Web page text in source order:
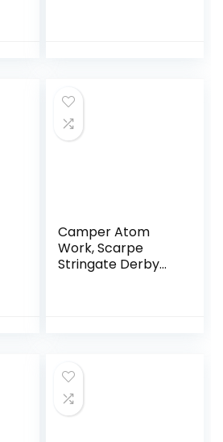
Camper Atom
Work, Scarpe
Stringate Derby